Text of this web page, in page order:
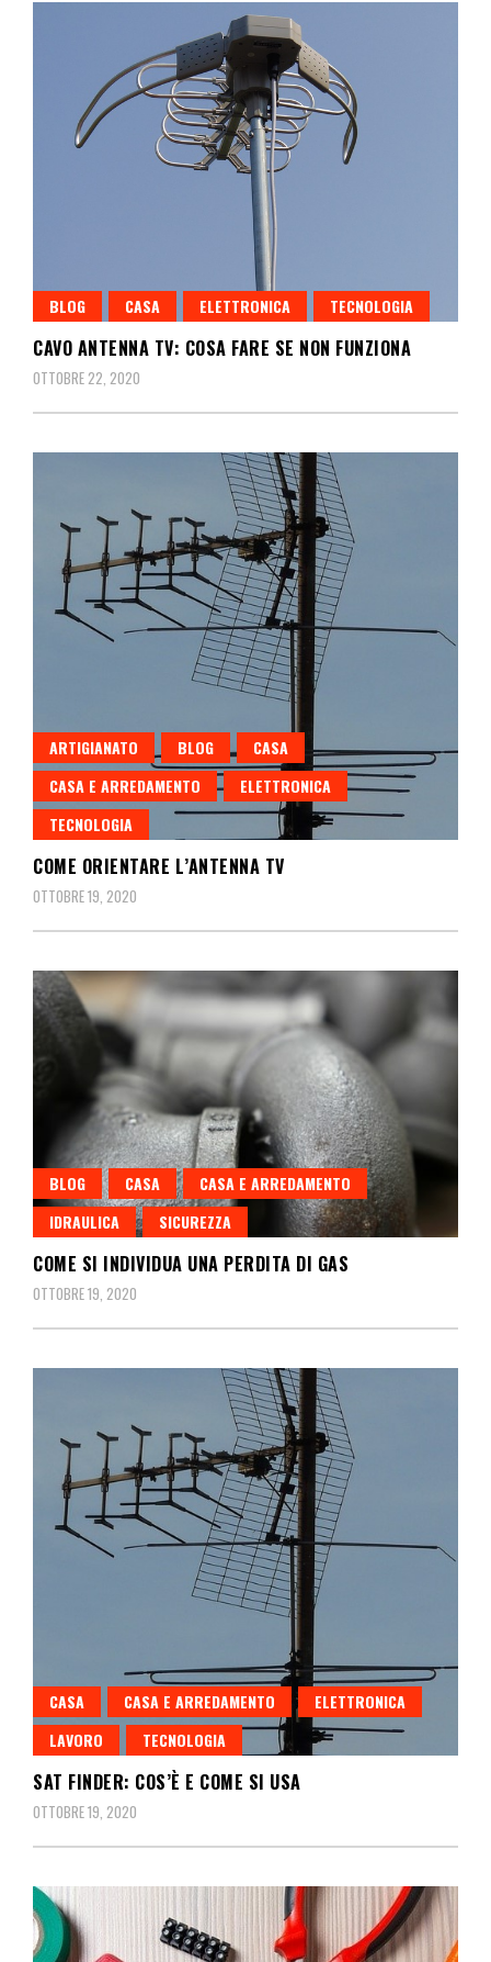
BLOG CASA ELETTRONICA TECNOLOGIA
CAVO ANTENNA TV: COSA FARE SE NON FUNZIONA
OTTOBRE 22, 2020
ARTIGIANATO BLOG
CASA
CASA E ARREDAMENTO
ELETTRONICA
TECNOLOGIA
COME ORIENTARE L’ANTENNA TV
OTTOBRE 19, 2020
BLOG CASA
CASA E ARREDAMENTO
IDRAULICA
SICUREZZA
COME SI INDIVIDUA UNA PERDITA DI GAS
OTTOBRE 19, 2020
CASA CASA E ARREDAMENTO
ELETTRONICA
LAVORO
TECNOLOGIA
SAT FINDER: COS’È E COME SI USA
OTTOBRE 19, 2020